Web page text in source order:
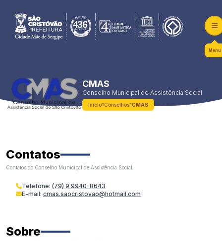
Menu
CMAS
Conselho Municipal de Assistência Social
Início Conselhos CMAS
Contatos
Contatos do Conselho Municipal de Assistência Social
Telefone: (79) 9 9940-8643
E-mail: cmas.saocristovao@hotmail.com
Sobre